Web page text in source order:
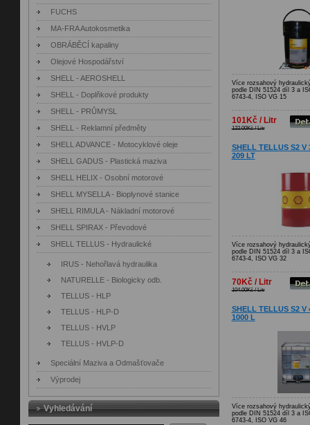
Více rozsahový
podle DIN 51524 díl 3 a
6743-4, ISO VG 15
101Kč / Litr
122.00Kč / Litr
SHELL TELLUS S2 V
209 LT
Více rozsahový
podle DIN 51524 díl 3 a
6743-4, ISO VG 32
70Kč / Litr
104.00Kč / Litr
SHELL TELLUS S2 V
1000 L
Více rozsahový
podle DIN 51524 díl 3 a
6743-4, ISO VG 46
FUCHS
MA-FRA Autokosmetika
OBRÁBĚCÍ kapaliny
Olejové Hospodářství
SHELL - AEROSHELL
SHELL - Doplňkové produkty
SHELL - PRŮMYSL
SHELL - Reklamní předměty
SHELL ADVANCE - Motocyklové oleje
SHELL GADUS - Plastická maziva
SHELL HELIX - Osobní motorové
SHELL MYSELLA - Bioplynové stanice
SHELL RIMULA - Nákladní motorové
SHELL SPIRAX - Převodové
SHELL TELLUS - Hydraulické
IRUS - Nehořlavá hydraulika
NATURELLE - Biologicky odb.
TELLUS - HLP
TELLUS - HLP-D
TELLUS - HVLP
TELLUS - HVLP-D
Speciální Maziva a Odmašťovače
Výprodej
Vyhledávání